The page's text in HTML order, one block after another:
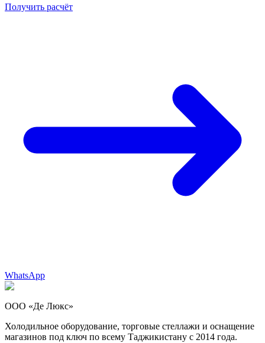
Получить расчёт
WhatsApp
ООО «Де Люкс»
Холодильное оборудование, торговые стеллажи и оснащение
магазинов под ключ по всему Таджикистану с 2014 года.